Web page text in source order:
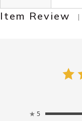
Item Review
★ 5